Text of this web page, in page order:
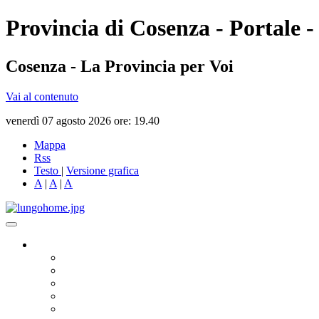
Provincia di Cosenza - Portale
Cosenza - La Provincia per Voi
Vai al contenuto
venerdì 07 agosto 2026 ore: 19.40
Mappa
Rss
Testo | Versione grafica
A | A | A